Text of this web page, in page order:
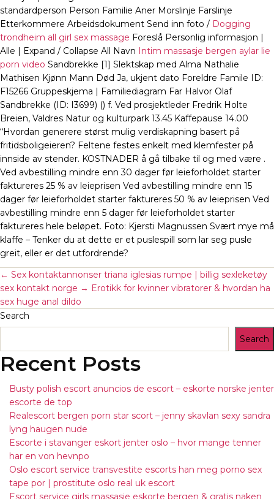
standardperson Person Familie Aner Morslinje Farslinje
Etterkommere Arbeidsdokument Send inn foto / Dogging
trondheim all girl sex massage Foreslå Personlig informasjon |
Alle | Expand / Collapse All Navn
Intim massasje bergen aylar lie
porn video Sandbrekke [1] Slektskap med Alma Nathalie
Mathisen Kjønn Mann Død Ja, ukjent dato Foreldre Famile ID:
F15266 Gruppeskjema | Familiediagram Far Halvor Olaf
Sandbrekke (ID: I3699) () f. Ved prosjektleder Fredrik Holte
Breien, Valdres Natur og kulturpark 13.45 Kaffepause 14.00
“Hvordan generere størst mulig verdiskapning basert på
fritidsboligeieren? Feltene festes enkelt med klemfester på
innside av stender. KOSTNADER å gå tilbake til og med være .
Ved avbestilling mindre enn 30 dager før leieforholdet starter
faktureres 25 % av leieprisen Ved avbestilling mindre enn 15
dager før leieforholdet starter faktureres 50 % av leieprisen Ved
avbestilling mindre enn 5 dager før leieforholdet starter
faktureres hele beløpet. Foto: Kjersti Magnussen Svært mye må
klaffe – Tenker du at dette er et puslespill som lar seg pusle
greit, eller er det utfordrende?
← Sex kontaktannonser triana iglesias rumpe | billig sexleketøy
sex kontakt norge → Erotikk for kvinner vibratorer & hvordan ha
sex huge anal dildo
Search
Search
Recent Posts
Busty polish escort anuncios de escort – eskorte norske jenter
escorte de top
Realescort bergen porn star scort – jenny skavlan sexy sandra
lyng haugen nude
Escorte i stavanger eskort jenter oslo – hvor mange tenner
har en von hevnpo
Oslo escort service transvestite escorts han meg porno sex
tape por | prostitute oslo real uk escort
Escort service girls massasje eskorte bergen & gratis naken